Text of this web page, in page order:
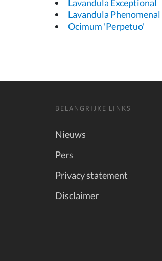
Lavandula Exceptional
Lavandula Phenomenal
Ocimum 'Perpetuo'
BELANGRIJKE LINKS
Nieuws
Pers
Privacy statement
Disclaimer